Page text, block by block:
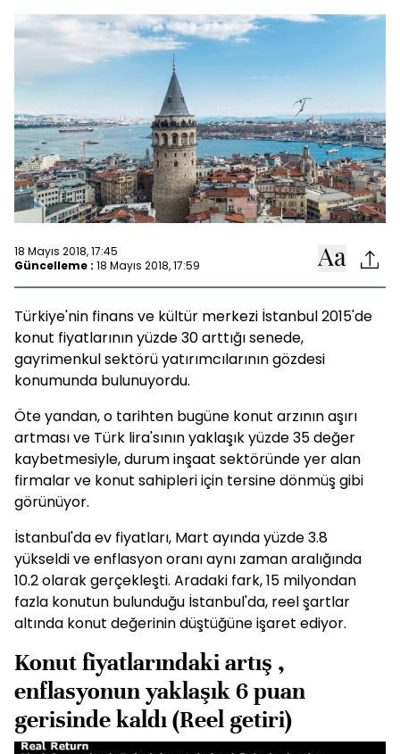
18 Mayıs 2018, 17:45
Güncelleme : 18 Mayıs 2018, 17:59
Türkiye'nin finans ve kültür merkezi İstanbul 2015'de
konut fiyatlarının yüzde 30 arttığı senede,
gayrimenkul sektörü yatırımcılarının gözdesi
konumunda bulunuyordu.
Öte yandan, o tarihten bugüne konut arzının aşırı
artması ve Türk lira'sının yaklaşık yüzde 35 değer
kaybetmesiyle, durum inşaat sektöründe yer alan
firmalar ve konut sahipleri için tersine dönmüş gibi
görünüyor.
İstanbul'da ev fiyatları, Mart ayında yüzde 3.8
yükseldi ve enflasyon oranı aynı zaman aralığında
10.2 olarak gerçekleşti. Aradaki fark, 15 milyondan
fazla konutun bulunduğu İstanbul'da, reel şartlar
altında konut değerinin düştüğüne işaret ediyor.
Konut fiyatlarındaki artış ,
enflasyonun yaklaşık 6 puan
gerisinde kaldı (Reel getiri)